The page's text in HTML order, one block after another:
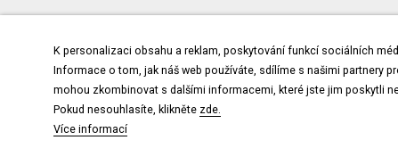
K personalizaci obsahu a reklam, poskytování funkcí sociálních
Informace o tom, jak náš web používáte, sdílíme s našimi partnery
mohou zkombinovat s dalšími informacemi, které jste jim poskytli
Pokud nesouhlasíte, klikněte zde.
Více informací
© 2017 4WORKS Solution